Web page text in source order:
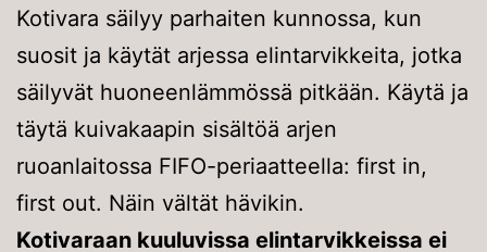
Kotivara säilyy parhaiten kunnossa, kun
suosit ja käytät arjessa elintarvikkeita, jotka
säilyvät huoneenlämmössä pitkään. Käytä ja
täytä kuivakaapin sisältöä arjen
ruoanlaitossa FIFO-periaatteella: first in,
first out. Näin vältät hävikin.
Kotivaraan kuuluvissa elintarvikkeissa ei